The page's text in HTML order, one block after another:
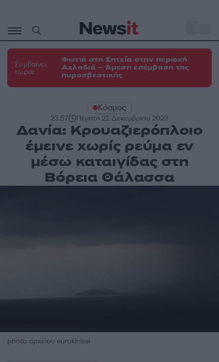
περιεχόμενο
Συμβαίνει
τώρα:
Φωτιά στη Σητεία στην περιοχή
Αχλαδιά – Άμεση επέμβαση της
πυροσβεστικής
Κόσμος
23:57 Πέμπτη 21 Δεκεμβρίου 2023
Δανία: Κρουαζιερόπλοιο
έμεινε χωρίς ρεύμα εν
μέσω καταιγίδας στη
Βόρεια Θάλασσα
photo αρχείου eurokinissi